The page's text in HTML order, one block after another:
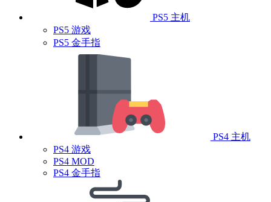
PS5 主机
PS5 游戏
PS5 金手指
PS4 主机
PS4 游戏
PS4 MOD
PS4 金手指